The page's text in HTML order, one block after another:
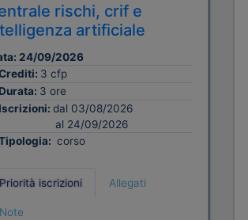
rischi, crif e
artificiale
24/09/2026
3 cfp
Durata: 3 ore
Iscrizioni: dal 03/08/2026
al 24/09/2026
corso
Priorità iscrizioni Allegati
Note